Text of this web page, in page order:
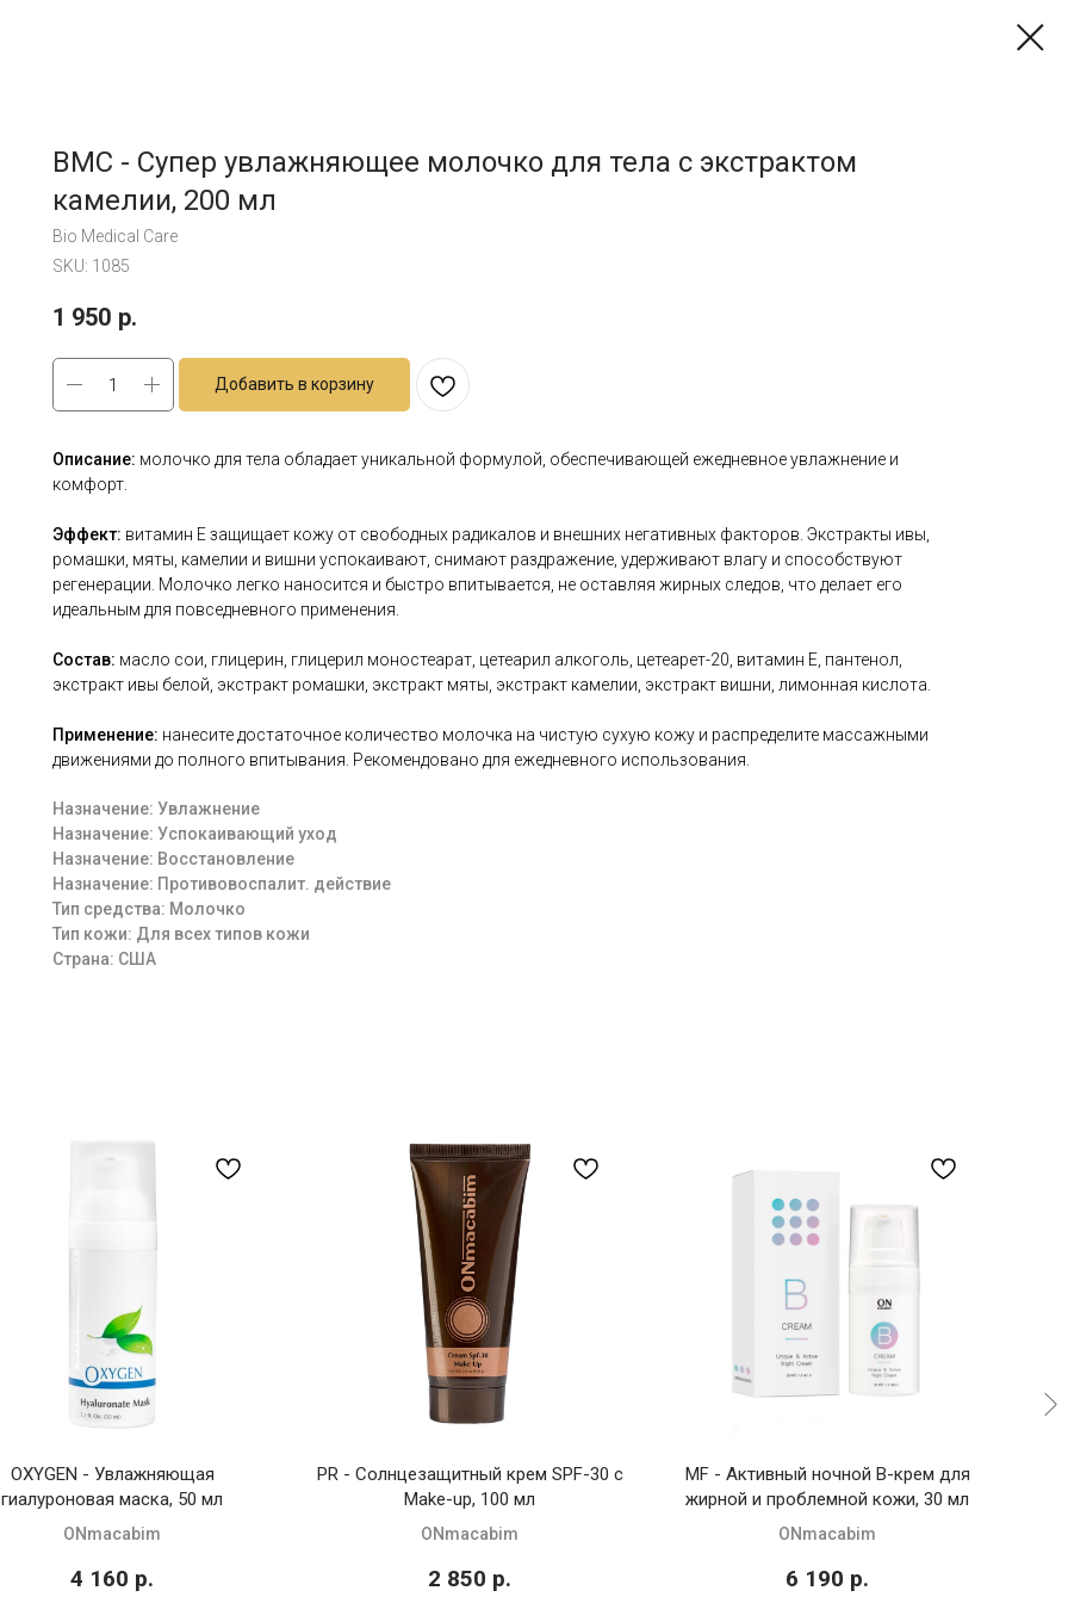
BMC - Супер увлажняющее молочко для тела с экстрактом
камелии, 200 мл
Bio Medical Care
SKU: 1085
1 950 р.
Добавить в корзину
Описание: молочко для тела обладает уникальной формулой, обеспечивающей ежедневное увлажнение и
комфорт.
Эффект: витамин Е защищает кожу от свободных радикалов и внешних негативных факторов. Экстракты ивы,
ромашки, мяты, камелии и вишни успокаивают, снимают раздражение, удерживают влагу и способствуют
регенерации. Молочко легко наносится и быстро впитывается, не оставляя жирных следов, что делает его
идеальным для повседневного применения.
Состав: масло сои, глицерин, глицерил моностеарат, цетеарил алкоголь, цетеарет-20, витамин Е, пантенол,
экстракт ивы белой, экстракт ромашки, экстракт мяты, экстракт камелии, экстракт вишни, лимонная кислота.
Применение: нанесите достаточное количество молочка на чистую сухую кожу и распределите массажными
движениями до полного впитывания. Рекомендовано для ежедневного использования.
Назначение: Увлажнение
Назначение: Успокаивающий уход
Назначение: Восстановление
Назначение: Противовоспалит. действие
Тип средства: Молочко
Тип кожи: Для всех типов кожи
Страна: США
OXYGEN - Увлажняющая
гиалуроновая маска, 50 мл
ONmacabim
4 160 р.
PR - Солнцезащитный крем SPF-30 с
Make-up, 100 мл
ONmacabim
2 850 р.
MF - Активный ночной B-крем для
жирной и проблемной кожи, 30 мл
ONmacabim
6 190 р.